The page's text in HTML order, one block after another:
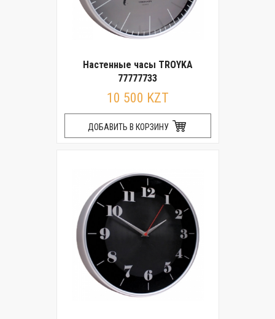
Настенные часы TROYKA
77777733
10 500 KZT
ДОБАВИТЬ В КОРЗИНУ